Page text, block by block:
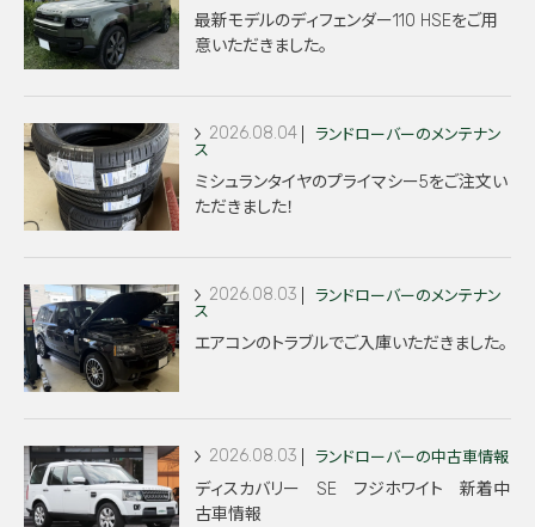
最新モデルのディフェンダー110 HSEをご用
意いただきました。
2026.08.04
ランドローバーのメンテナン
ス
ミシュランタイヤのプライマシー5をご注文い
ただきました！
2026.08.03
ランドローバーのメンテナン
ス
エアコンのトラブルでご入庫いただきました。
2026.08.03 ランドローバーの中古車情報
ディスカバリー SE フジホワイト 新着中
古車情報